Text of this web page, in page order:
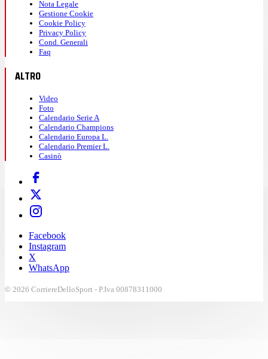
Nota Legale
Gestione Cookie
Cookie Policy
Privacy Policy
Cond. Generali
Faq
ALTRO
Video
Foto
Calendario Serie A
Calendario Champions
Calendario Europa L.
Calendario Premier L.
Casinò
Facebook
Instagram
X
WhatsApp
© 2026 CorriereDelloSport - P.Iva 00878311000